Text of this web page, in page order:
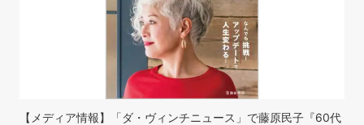
【メディア情報】「ダ・ヴィンチニュース」で藤原民子『60代